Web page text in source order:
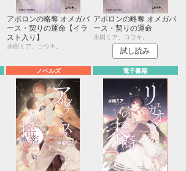
アポロンの略奪 オメガバ
ース・契りの運命【イラ
スト入り】
水樹ミア、コウキ。
アポロンの略奪 オメガバ
ース・契りの運命
水樹ミア、コウキ。
試し読み
ノベルズ 電子書籍